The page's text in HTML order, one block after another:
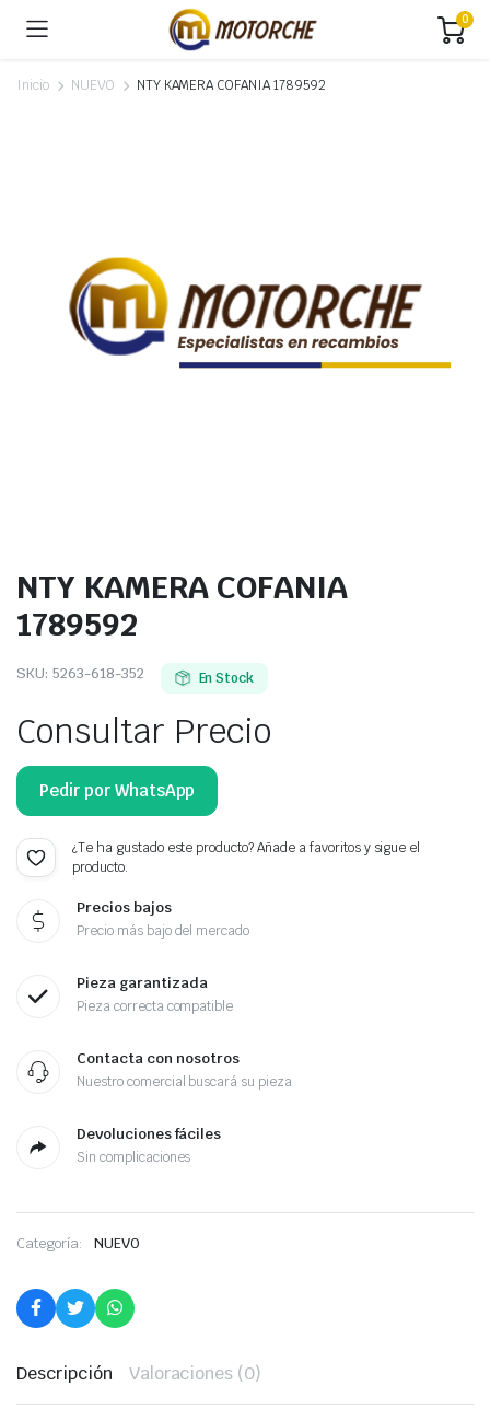
0
Inicio NUEVO NTY KAMERA COFANIA 1789592
NTY KAMERA COFANIA
1789592
SKU: 5263-618-352 En Stock
Consultar Precio
Pedir por WhatsApp
¿Te ha gustado este producto? Añade a favoritos y sigue el
producto.
Precios bajos
Precio más bajo del mercado
Pieza garantizada
Pieza correcta compatible
Contacta con nosotros
Nuestro comercial buscará su pieza
Devoluciones fáciles
Sin complicaciones
Categoría: NUEVO
Descripción Valoraciones (0)